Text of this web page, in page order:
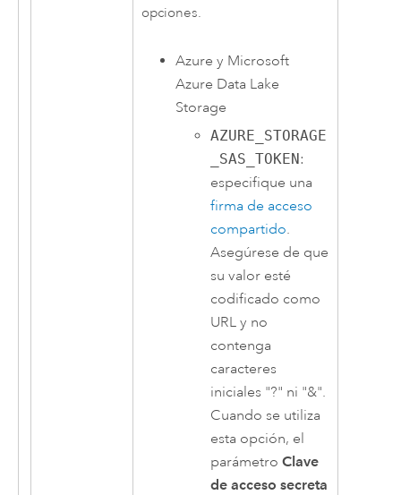
opciones.
Azure y Microsoft
Azure Data Lake
Storage
AZURE_STORAGE
_SAS_TOKEN :
especifique una
firma de acceso
compartido.
Asegúrese de que
su valor esté
codificado como
URL y no
contenga
caracteres
iniciales "?" ni "&".
Cuando se utiliza
esta opción, el
parámetro Clave
de acceso secreta